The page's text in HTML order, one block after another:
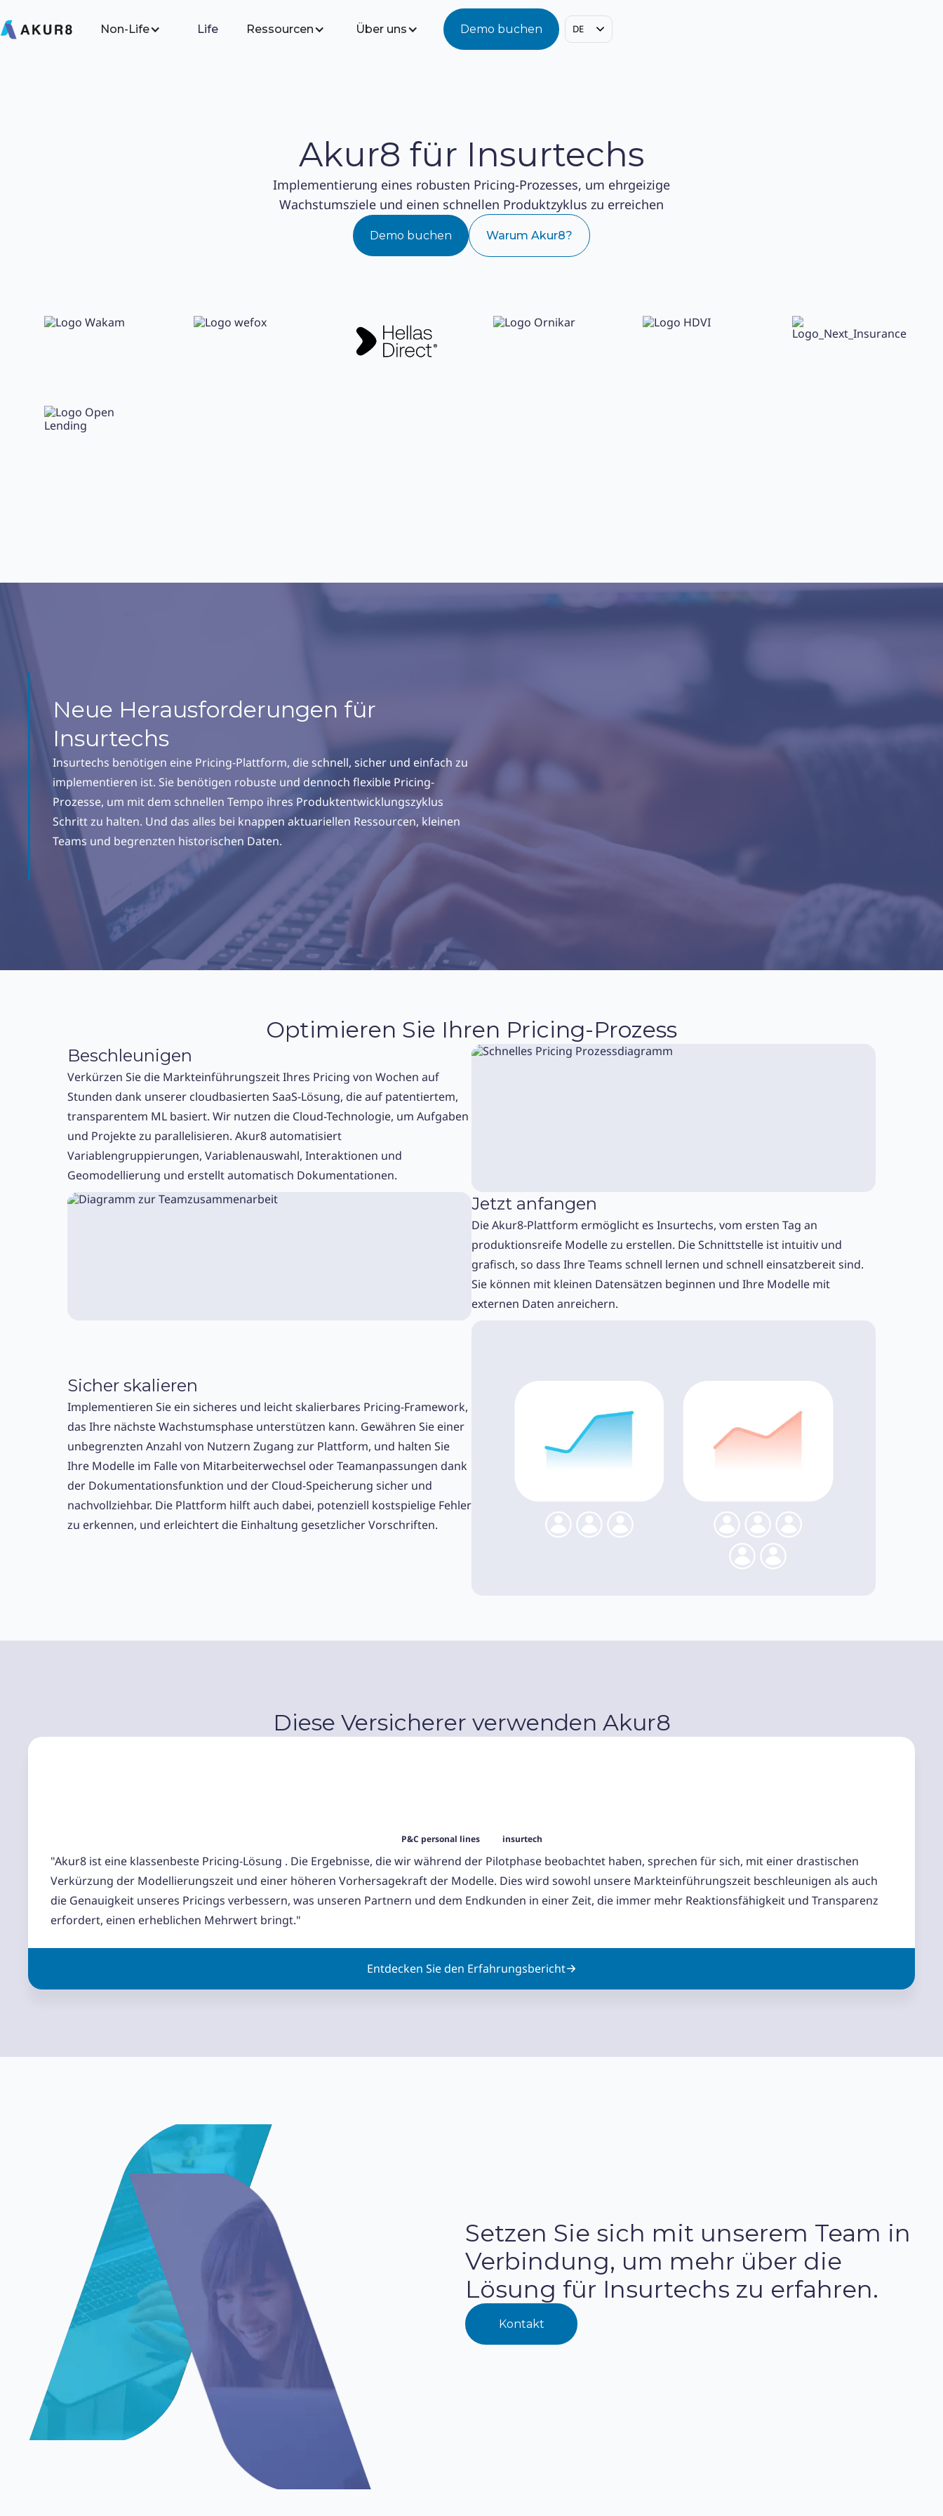
Non-Life Life Ressourcen Über uns Demo buchen DE
Akur8 für Insurtechs
Implementierung eines robusten Pricing-Prozesses, um ehrgeizige
Wachstumsziele und einen schnellen Produktzyklus zu erreichen
Demo buchen Warum Akur8?
Neue Herausforderungen für
Insurtechs
Insurtechs benötigen eine Pricing-Plattform, die schnell, sicher und einfach zu
implementieren ist. Sie benötigen robuste und dennoch flexible Pricing-
Prozesse, um mit dem schnellen Tempo ihres Produktentwicklungszyklus
Schritt zu halten. Und das alles bei knappen aktuariellen Ressourcen, kleinen
Teams und begrenzten historischen Daten.
Optimieren Sie Ihren Pricing-Prozess
Beschleunigen
Verkürzen Sie die Markteinführungszeit Ihres Pricing von Wochen auf
Stunden dank unserer cloudbasierten SaaS-Lösung, die auf patentiertem,
transparentem ML basiert. Wir nutzen die Cloud-Technologie, um Aufgaben
und Projekte zu parallelisieren. Akur8 automatisiert
Variablengruppierungen, Variablenauswahl, Interaktionen und
Geomodellierung und erstellt automatisch Dokumentationen.
Jetzt anfangen
Die Akur8-Plattform ermöglicht es Insurtechs, vom ersten Tag an
produktionsreife Modelle zu erstellen. Die Schnittstelle ist intuitiv und
grafisch, so dass Ihre Teams schnell lernen und schnell einsatzbereit sind.
Sie können mit kleinen Datensätzen beginnen und Ihre Modelle mit
externen Daten anreichern.
Sicher skalieren
Implementieren Sie ein sicheres und leicht skalierbares Pricing-Framework,
das Ihre nächste Wachstumsphase unterstützen kann. Gewähren Sie einer
unbegrenzten Anzahl von Nutzern Zugang zur Plattform, und halten Sie
Ihre Modelle im Falle von Mitarbeiterwechsel oder Teamanpassungen dank
der Dokumentationsfunktion und der Cloud-Speicherung sicher und
nachvollziehbar. Die Plattform hilft auch dabei, potenziell kostspielige Fehler
zu erkennen, und erleichtert die Einhaltung gesetzlicher Vorschriften.
Diese Versicherer verwenden Akur8
P&C personal lines insurtech
"Akur8 ist eine klassenbeste Pricing-Lösung . Die Ergebnisse, die wir während der Pilotphase beobachtet haben, sprechen für sich, mit einer drastischen
Verkürzung der Modellierungszeit und einer höheren Vorhersagekraft der Modelle. Dies wird sowohl unsere Markteinführungszeit beschleunigen als auch
die Genauigkeit unseres Pricings verbessern, was unseren Partnern und dem Endkunden in einer Zeit, die immer mehr Reaktionsfähigkeit und Transparenz
erfordert, einen erheblichen Mehrwert bringt."
Entdecken Sie den Erfahrungsbericht
Setzen Sie sich mit unserem Team in
Verbindung, um mehr über die
Lösung für Insurtechs zu erfahren.
Kontakt